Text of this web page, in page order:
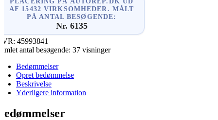
AF 15432 VIRKSOMHEDER. MÅLT
PÅ ANTAL BESØGENDE:
Nr. 6135
45993841
antal besøgende: 37 visninger
Bedømmelser
Opret bedømmelse
Beskrivelse
Yderligere information